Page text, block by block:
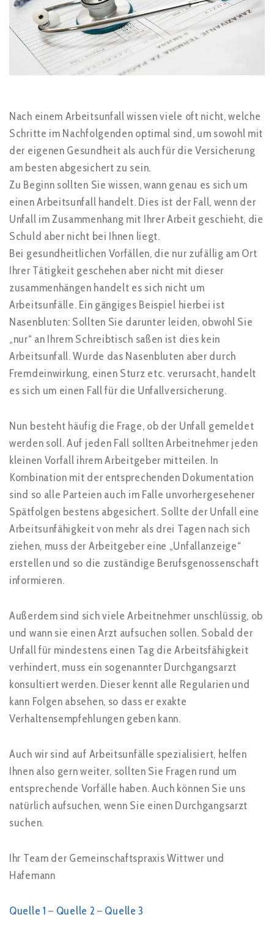
Nach einem Arbeitsunfall wissen viele oft nicht, welche
Schritte im Nachfolgenden optimal sind, um sowohl mit
der eigenen Gesundheit als auch für die Versicherung
am besten abgesichert zu sein.
Zu Beginn sollten Sie wissen, wann genau es sich um
einen Arbeitsunfall handelt. Dies ist der Fall, wenn der
Unfall im Zusammenhang mit Ihrer Arbeit geschieht, die
Schuld aber nicht bei Ihnen liegt.
Bei gesundheitlichen Vorfällen, die nur zufällig am Ort
Ihrer Tätigkeit geschehen aber nicht mit dieser
zusammenhängen handelt es sich nicht um
Arbeitsunfälle. Ein gängiges Beispiel hierbei ist
Nasenbluten: Sollten Sie darunter leiden, obwohl Sie
„nur“ an Ihrem Schreibtisch saßen ist dies kein
Arbeitsunfall. Wurde das Nasenbluten aber durch
Fremdeinwirkung, einen Sturz etc. verursacht, handelt
es sich um einen Fall für die Unfallversicherung.
Nun besteht häufig die Frage, ob der Unfall gemeldet
werden soll. Auf jeden Fall sollten Arbeitnehmer jeden
kleinen Vorfall ihrem Arbeitgeber mitteilen. In
Kombination mit der entsprechenden Dokumentation
sind so alle Parteien auch im Falle unvorhergesehener
Spätfolgen bestens abgesichert. Sollte der Unfall eine
Arbeitsunfähigkeit von mehr als drei Tagen nach sich
ziehen, muss der Arbeitgeber eine „Unfallanzeige“
erstellen und so die zuständige Berufsgenossenschaft
informieren.
Außerdem sind sich viele Arbeitnehmer unschlüssig, ob
und wann sie einen Arzt aufsuchen sollen. Sobald der
Unfall für mindestens einen Tag die Arbeitsfähigkeit
verhindert, muss ein sogenannter Durchgangsarzt
konsultiert werden. Dieser kennt alle Regularien und
kann Folgen absehen, so dass er exakte
Verhaltensempfehlungen geben kann.
Auch wir sind auf Arbeitsunfälle spezialisiert, helfen
Ihnen also gern weiter, sollten Sie Fragen rund um
entsprechende Vorfälle haben. Auch können Sie uns
natürlich aufsuchen, wenn Sie einen Durchgangsarzt
suchen.
Ihr Team der Gemeinschaftspraxis Wittwer und
Hafemann
Quelle 1 – Quelle 2 – Quelle 3